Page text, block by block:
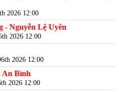
2026 12:00
- Nguyễn Lệ Uyên
2026 12:00
2026 12:00
An Bình
2026 12:00